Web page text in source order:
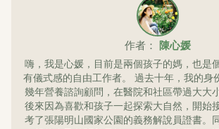
作者： 陳心媛
嗨，我是心媛，目前是兩個孩子的媽，也是
有儀式感的自由工作者。 過去十年，我的身
幾年營養諮詢顧問，在醫院和社區帶過大大
後來因為喜歡和孩子一起探索大自然，開始
考了張陽明山國家公園的義務解說員證書。